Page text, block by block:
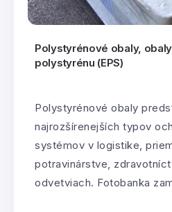
Polystyrénové obaly,
polystyrénu (EPS)
Polystyrénové obaly
najrozšírenejších typov
systémov v logistike,
potravinárstve,
odvetviach. Fotobanka